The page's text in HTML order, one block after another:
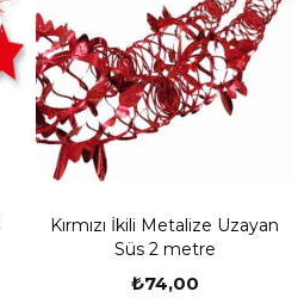
Kırmızı İkili Metalize Uzayan
Süs 2 metre
₺74,00